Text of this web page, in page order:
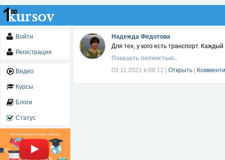
Войти
Регистрация
Видео
Курсы
Блоги
Статус
Надежда Федотова
Для тех, у кого есть транспорт.
Показать полностью..
03.11.2021 в 08:12
Открыть